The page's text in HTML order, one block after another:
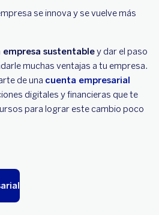
se innova y se vuelve más
empresa sustentabley dar el paso
muchas ventajas a tu empresa.
de una cuenta empresarial
digitales y financieras que te
para lograr este cambio poco